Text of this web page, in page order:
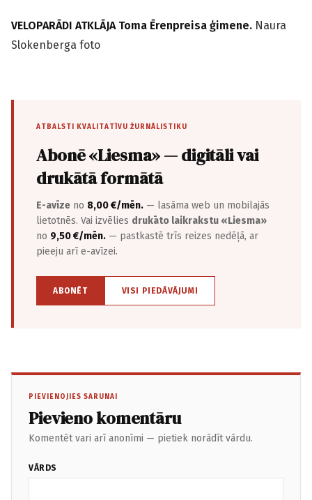
VELOPARĀDI ATKLĀJA Toma Ērenpreisa ģimene. Naura
Slokenberga foto
ATBALSTI KVALITATĪVU ŽURNĀLISTIKU
Abonē «Liesma» — digitāli vai
drukātā formātā
E-avīze no 8,00 €/mēn. — lasāma web un mobilajās
lietotnēs. Vai izvēlies drukāto laikrakstu «Liesma»
no 9,50 €/mēn. — pastkastē trīs reizes nedēļā, ar
pieeju arī e-avīzei.
ABONĒT VISI PIEDĀVĀJUMI
PIEVIENOJIES SARUNAI
Pievieno komentāru
Komentēt vari arī anonīmi — pietiek norādīt vārdu.
VĀRDS